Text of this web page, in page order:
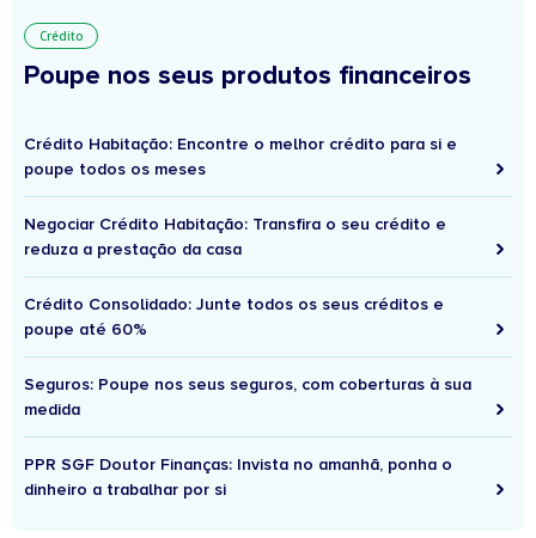
Crédito
Poupe nos seus produtos financeiros
Crédito Habitação: Encontre o melhor crédito para si e
poupe todos os meses
Negociar Crédito Habitação: Transfira o seu crédito e
reduza a prestação da casa
Crédito Consolidado: Junte todos os seus créditos e
poupe até 60%
Seguros: Poupe nos seus seguros, com coberturas à sua
medida
PPR SGF Doutor Finanças: Invista no amanhã, ponha o
dinheiro a trabalhar por si